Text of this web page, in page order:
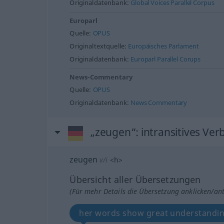
Originaldatenbank: Global Voices Parallel Corpus
Europarl
Quelle: OPUS
Originaltextquelle: Europäisches Parlament
Originaldatenbank: Europarl Parallel Corups
News-Commentary
Quelle: OPUS
Originaldatenbank: News Commentary
„zeugen“: intransitives
zeugen v/i <h>
Übersicht aller Übersetzungen
(Für mehr Details die Übersetzung anklicken/
her words show great